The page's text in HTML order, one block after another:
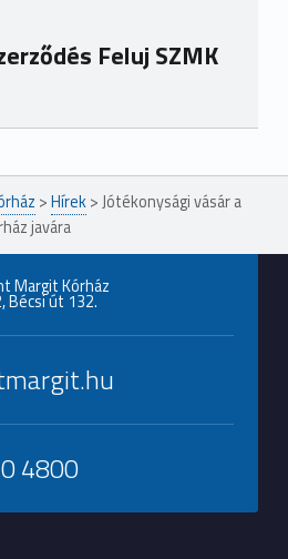
Feluj SZMK
>Hírek>Jótékonysági vásár a
javára
Margit Kórház
Bécsi út 132.
4800